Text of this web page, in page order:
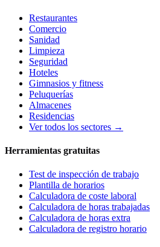
Restaurantes
Comercio
Sanidad
Limpieza
Seguridad
Hoteles
Gimnasios y fitness
Peluquerías
Almacenes
Residencias
Ver todos los sectores →
Herramientas gratuitas
Test de inspección de trabajo
Plantilla de horarios
Calculadora de coste laboral
Calculadora de horas trabajadas
Calculadora de horas extra
Calculadora de registro horario